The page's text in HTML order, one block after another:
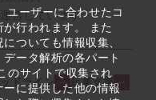
ユーザーに合わせたコ
行われます。 また
ついても情報収集、
ータ解析の各パート
のサイトで収集され
に提供した他の情報
営しています
ドライン
起業支援